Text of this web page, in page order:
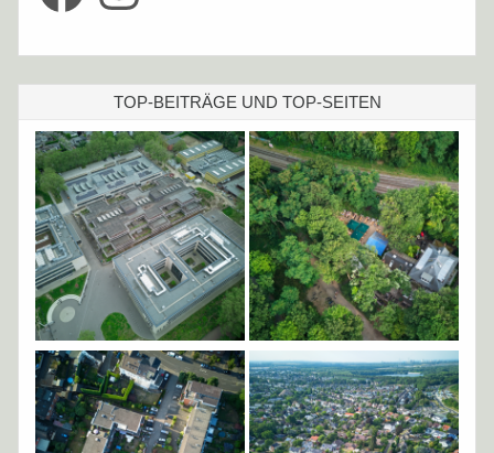
TOP-BEITRÄGE UND TOP-SEITEN